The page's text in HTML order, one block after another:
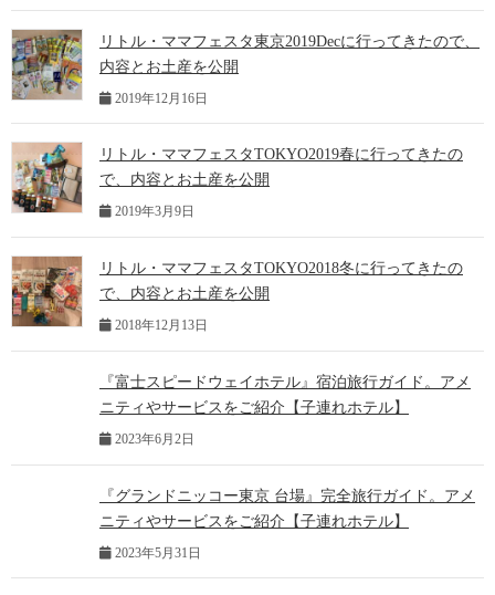
リトル・ママフェスタ東京2019Decに行ってきたので、
内容とお土産を公開
2019年12月16日
リトル・ママフェスタTOKYO2019春に行ってきたの
で、内容とお土産を公開
2019年3月9日
リトル・ママフェスタTOKYO2018冬に行ってきたの
で、内容とお土産を公開
2018年12月13日
『富士スピードウェイホテル』宿泊旅行ガイド。アメ
ニティやサービスをご紹介【子連れホテル】
2023年6月2日
『グランドニッコー東京 台場』完全旅行ガイド。アメ
ニティやサービスをご紹介【子連れホテル】
2023年5月31日